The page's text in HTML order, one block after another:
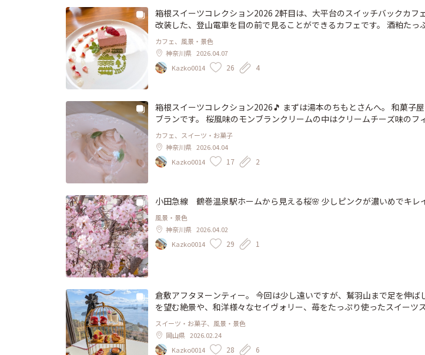
箱根スイーツコレクション2026 2軒目は、大平台のスイッチバックカフ
改装した、登山電車を目の前で見ることができるカフェです。 酒粕たっ
ーキも、寝かせ玄米のカレーも身体に優しくて美味しかった！ 猫が多い
レーのご飯も猫型でした🐱 大平台温泉は初めて降りましたが、昭和レト
ホッとするエリアで、すっかり気に入りました😊
カフェ、風景・景色
神奈川県 2026.04.07
Kazko0014
26 4
箱根スイーツコレクション2026🎵 まずは湯本のちもとさんへ。 和菓子
ブランです。 桜風味のモンブランクリームの中はクリームチーズ味のフ
の代わりに浮島が土台に。 透明感のある錦玉羹をふわりと被せた可愛ら
明るいカフェも居心地良くてお気に入りです😺
カフェ、スイーツ・お菓子
神奈川県 2026.04.04
Kazko0014
17 2
小田急線 鶴巻温泉駅ホームから見える桜🌸 少しピンクが濃いめでキレ
風景・景色
神奈川県 2026.04.02
Kazko0014
29 1
倉敷アフタヌーンティー。 今回は少し遠いですが、鷲羽山まで足を伸ば
を望む絶景や、和洋様々なセイヴォリー、苺をたっぷり使ったスイーツ
した。 展望台付近の散策も楽しく、瀬戸大橋を真正面から眺めることが
ぜひまた行きたいです。
スイーツ・お菓子、風景・景色
岡山県 2026.02.24
Kazko0014
28 6